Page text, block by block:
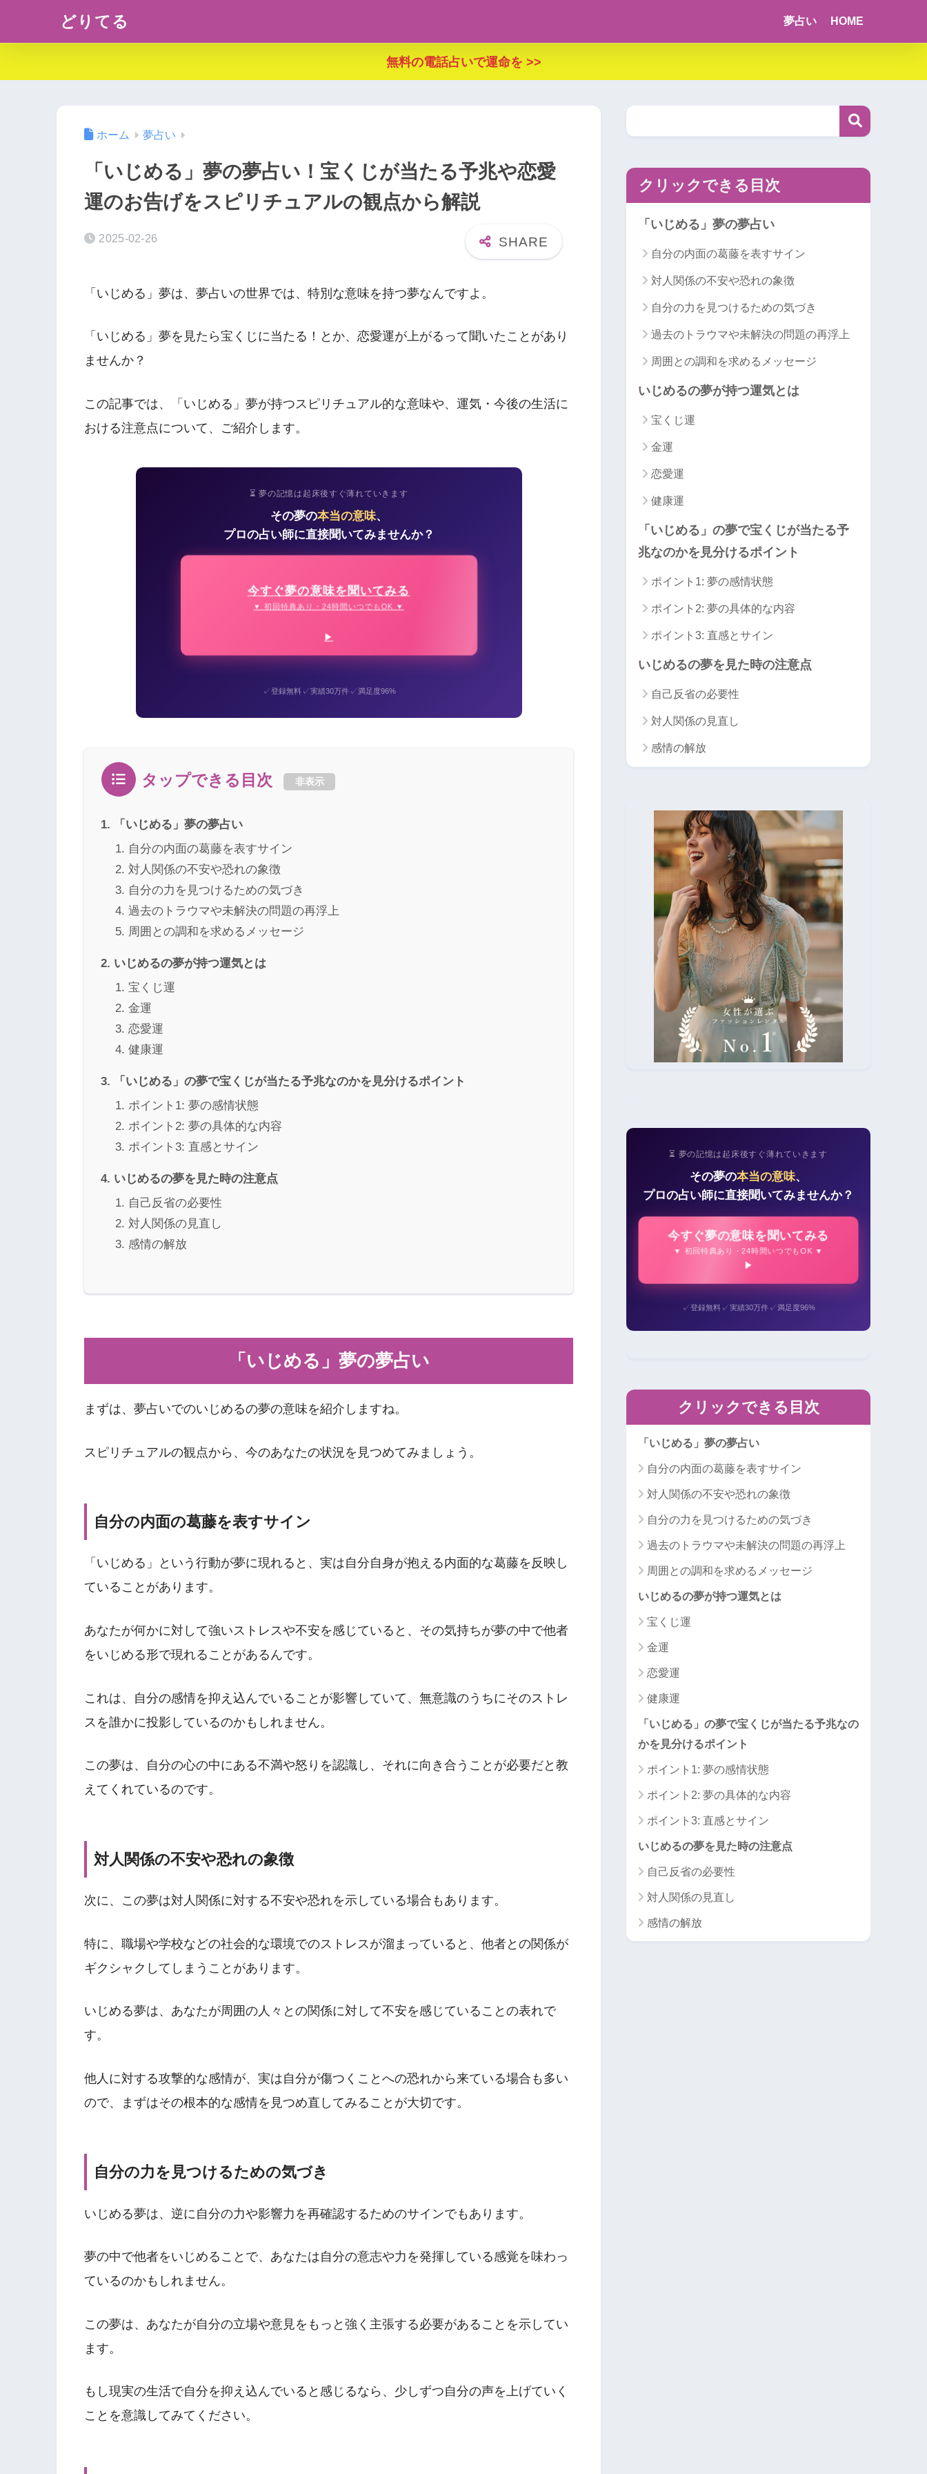
どりてる 夢占い HOME
無料の電話占いで運命を >>
ホーム 夢占い
「いじめる」夢の夢占い！宝くじが当たる予兆や恋愛
運のお告げをスピリチュアルの観点から解説
2025-02-26
「いじめる」夢は、夢占いの世界では、特別な意味を持つ夢なんですよ。
「いじめる」夢を見たら宝くじに当たる！とか、恋愛運が上がるって聞いたことがあり
ませんか？
この記事では、「いじめる」夢が持つスピリチュアル的な意味や、運気・今後の生活に
おける注意点について、ご紹介します。
⏳ 夢の記憶は起床後すぐ薄れていきます
その夢の本当の意味、
プロの占い師に直接聞いてみませんか？
今すぐ夢の意味を聞いてみる
▼ 初回特典あり・24時間いつでもOK ▼
✓登録無料✓実績30万件✓満足度96%
タップできる目次 非表示
「いじめる」夢の夢占い
自分の内面の葛藤を表すサイン
対人関係の不安や恐れの象徴
自分の力を見つけるための気づき
過去のトラウマや未解決の問題の再浮上
周囲との調和を求めるメッセージ
いじめるの夢が持つ運気とは
宝くじ運
金運
恋愛運
健康運
「いじめる」の夢で宝くじが当たる予兆なのかを見分けるポイント
ポイント1: 夢の感情状態
ポイント2: 夢の具体的な内容
ポイント3: 直感とサイン
いじめるの夢を見た時の注意点
自己反省の必要性
対人関係の見直し
感情の解放
「いじめる」夢の夢占い
まずは、夢占いでのいじめるの夢の意味を紹介しますね。
スピリチュアルの観点から、今のあなたの状況を見つめてみましょう。
自分の内面の葛藤を表すサイン
「いじめる」という行動が夢に現れると、実は自分自身が抱える内面的な葛藤を反映し
ていることがあります。
あなたが何かに対して強いストレスや不安を感じていると、その気持ちが夢の中で他者
をいじめる形で現れることがあるんです。
これは、自分の感情を抑え込んでいることが影響していて、無意識のうちにそのストレ
スを誰かに投影しているのかもしれません。
この夢は、自分の心の中にある不満や怒りを認識し、それに向き合うことが必要だと教
えてくれているのです。
対人関係の不安や恐れの象徴
次に、この夢は対人関係に対する不安や恐れを示している場合もあります。
特に、職場や学校などの社会的な環境でのストレスが溜まっていると、他者との関係が
ギクシャクしてしまうことがあります。
いじめる夢は、あなたが周囲の人々との関係に対して不安を感じていることの表れで
す。
他人に対する攻撃的な感情が、実は自分が傷つくことへの恐れから来ている場合も多い
ので、まずはその根本的な感情を見つめ直してみることが大切です。
自分の力を見つけるための気づき
いじめる夢は、逆に自分の力や影響力を再確認するためのサインでもあります。
夢の中で他者をいじめることで、あなたは自分の意志や力を発揮している感覚を味わっ
ているのかもしれません。
この夢は、あなたが自分の立場や意見をもっと強く主張する必要があることを示してい
ます。
もし現実の生活で自分を抑え込んでいると感じるなら、少しずつ自分の声を上げていく
ことを意識してみてください。
クリックできる目次
「いじめる」夢の夢占い
自分の内面の葛藤を表すサイン
対人関係の不安や恐れの象徴
自分の力を見つけるための気づき
過去のトラウマや未解決の問題の再浮上
周囲との調和を求めるメッセージ
いじめるの夢が持つ運気とは
宝くじ運
金運
恋愛運
健康運
「いじめる」の夢で宝くじが当たる予
兆なのかを見分けるポイント
ポイント1: 夢の感情状態
ポイント2: 夢の具体的な内容
ポイント3: 直感とサイン
いじめるの夢を見た時の注意点
自己反省の必要性
対人関係の見直し
感情の解放
⏳ 夢の記憶は起床後すぐ薄れていきます
その夢の本当の意味、
プロの占い師に直接聞いてみませんか？
今すぐ夢の意味を聞いてみる
▼ 初回特典あり・24時間いつでもOK ▼
✓登録無料 ✓実績30万件 ✓満足度96%
クリックできる目次
「いじめる」夢の夢占い
自分の内面の葛藤を表すサイン
対人関係の不安や恐れの象徴
自分の力を見つけるための気づき
過去のトラウマや未解決の問題の再浮上
周囲との調和を求めるメッセージ
いじめるの夢が持つ運気とは
宝くじ運
金運
恋愛運
健康運
「いじめる」の夢で宝くじが当たる予兆なの
かを見分けるポイント
ポイント1: 夢の感情状態
ポイント2: 夢の具体的な内容
ポイント3: 直感とサイン
いじめるの夢を見た時の注意点
自己反省の必要性
対人関係の見直し
感情の解放